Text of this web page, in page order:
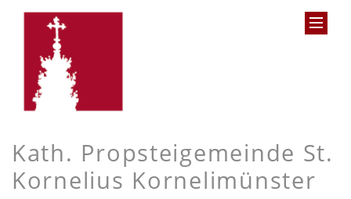
Kath. Propsteigemeinde St.
Kornelius Kornelimünster